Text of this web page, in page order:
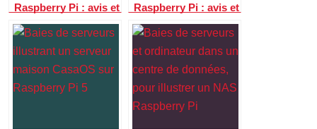
Raspberry Pi : avis et
guide pour filtrer les
pubs à la maison
Raspberry Pi : avis et
guide pour surveiller
les appareils de votre
réseau